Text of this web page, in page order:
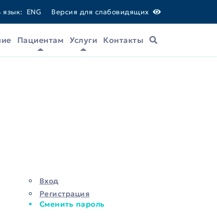
язык: ENG Версия для слабовидящих
Пациентам Услуги Контакты
Поиск
Вход
Регистрация
Сменить пароль